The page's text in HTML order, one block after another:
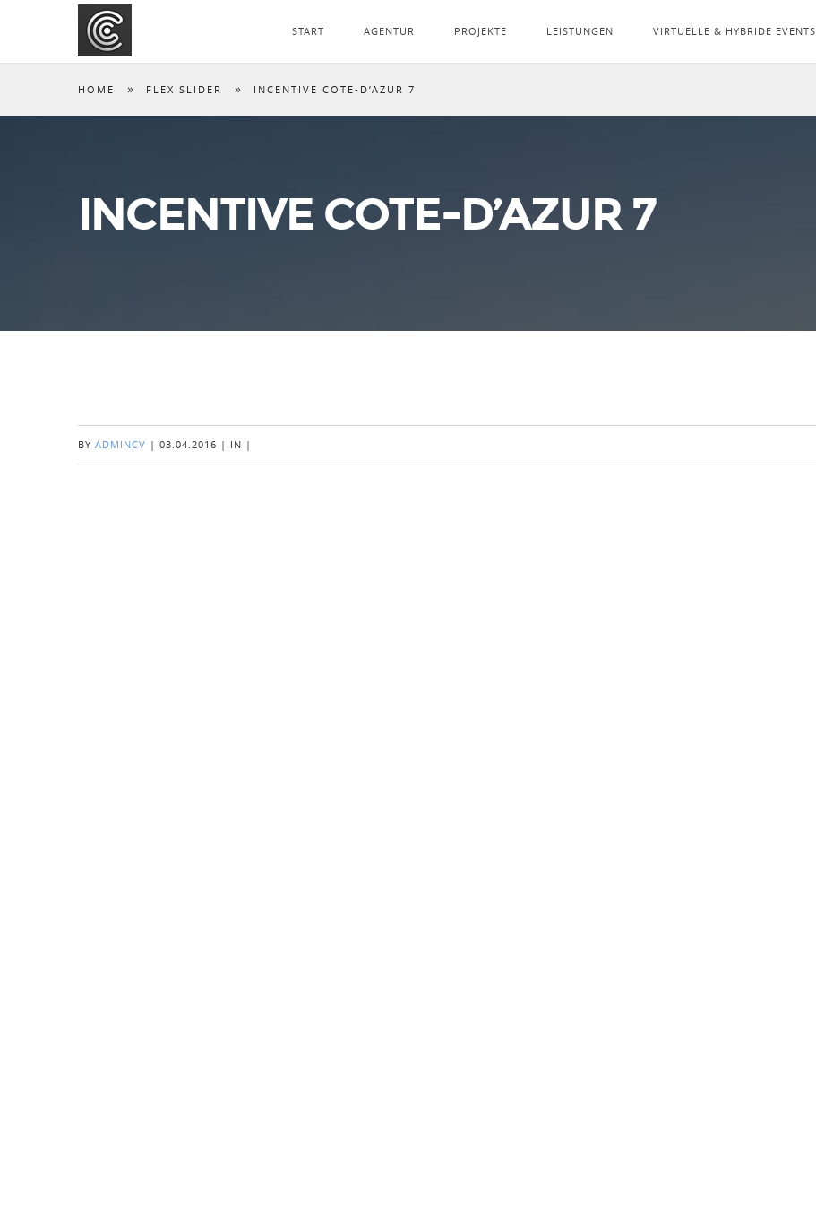
START AGENTUR PROJEKTE LEISTUNGEN VIRTUELLE & HYBRIDE EVENTS
HOME » FLEX SLIDER » INCENTIVE COTE-D’AZUR 7
INCENTIVE COTE-D’AZUR 7
BY ADMINCV | 03.04.2016 | IN |